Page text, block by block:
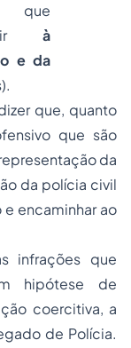
que
à
e da
que, quanto
que são
da
da polícia civil
encaminhar ao
infrações que
hipótese de
coercitiva, a
de Polícia.